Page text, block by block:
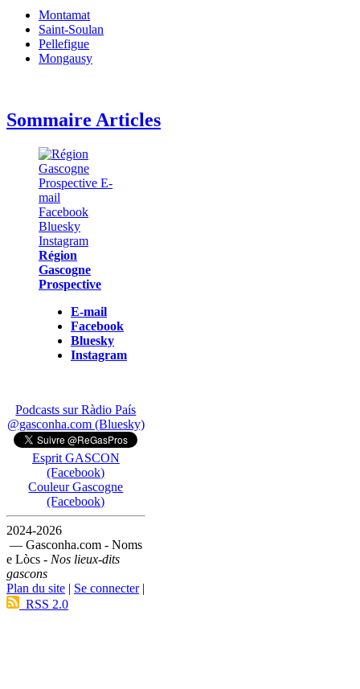
Montamat
Saint-Soulan
Pellefigue
Mongausy
Sommaire Articles
Région
Gascogne
Prospective
E-mail
Facebook
Bluesky
Instagram
Podcasts sur Ràdio País
@gasconha.com (Bluesky)
Esprit GASCON
(Facebook)
Couleur Gascogne
(Facebook)
2024-2026
— Gasconha.com - Noms
e Lòcs - Nos lieux-dits
gascons
Plan du site | Se connecter|
RSS 2.0